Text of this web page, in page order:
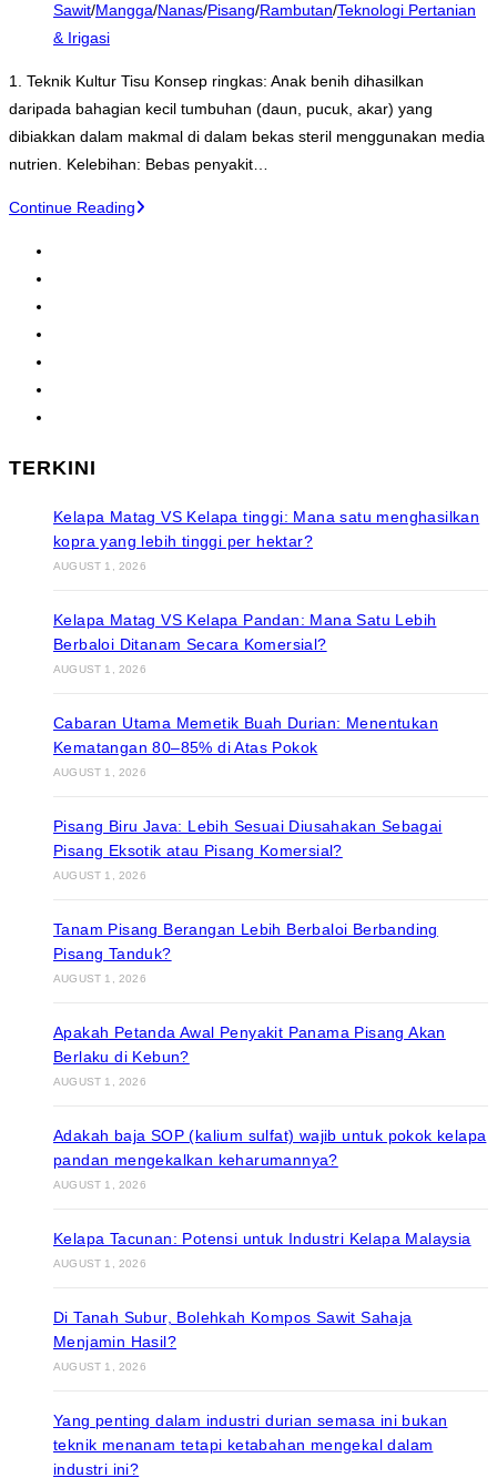
Sawit/Mangga/Nanas/Pisang/Rambutan/Teknologi Pertanian
& Irigasi
1. Teknik Kultur Tisu Konsep ringkas: Anak benih dihasilkan
daripada bahagian kecil tumbuhan (daun, pucuk, akar) yang
dibiakkan dalam makmal di dalam bekas steril menggunakan media
nutrien. Kelebihan: Bebas penyakit…
Continue Reading
TERKINI
Kelapa Matag VS Kelapa tinggi: Mana satu menghasilkan
kopra yang lebih tinggi per hektar?
AUGUST 1, 2026
Kelapa Matag VS Kelapa Pandan: Mana Satu Lebih
Berbaloi Ditanam Secara Komersial?
AUGUST 1, 2026
Cabaran Utama Memetik Buah Durian: Menentukan
Kematangan 80–85% di Atas Pokok
AUGUST 1, 2026
Pisang Biru Java: Lebih Sesuai Diusahakan Sebagai
Pisang Eksotik atau Pisang Komersial?
AUGUST 1, 2026
Tanam Pisang Berangan Lebih Berbaloi Berbanding
Pisang Tanduk?
AUGUST 1, 2026
Apakah Petanda Awal Penyakit Panama Pisang Akan
Berlaku di Kebun?
AUGUST 1, 2026
Adakah baja SOP (kalium sulfat) wajib untuk pokok kelapa
pandan mengekalkan keharumannya?
AUGUST 1, 2026
Kelapa Tacunan: Potensi untuk Industri Kelapa Malaysia
AUGUST 1, 2026
Di Tanah Subur, Bolehkah Kompos Sawit Sahaja
Menjamin Hasil?
AUGUST 1, 2026
Yang penting dalam industri durian semasa ini bukan
teknik menanam tetapi ketabahan mengekal dalam
industri ini?